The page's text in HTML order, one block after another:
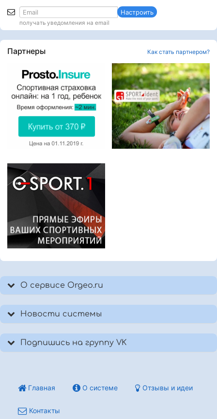
Настроить
получать уведомления на email
Партнеры Как стать партнером?
О сервисе Orgeo.ru
Новости системы
Подпишись на группу VK
Главная О системе Отзывы и идеи
Контакты